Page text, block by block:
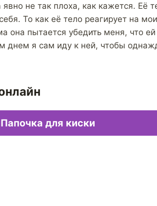
не так плоха, как кажется. Её
То как её тело реагирует на
она пытается убедить меня, что
днем я сам иду к ней, чтобы
Папочка для киски